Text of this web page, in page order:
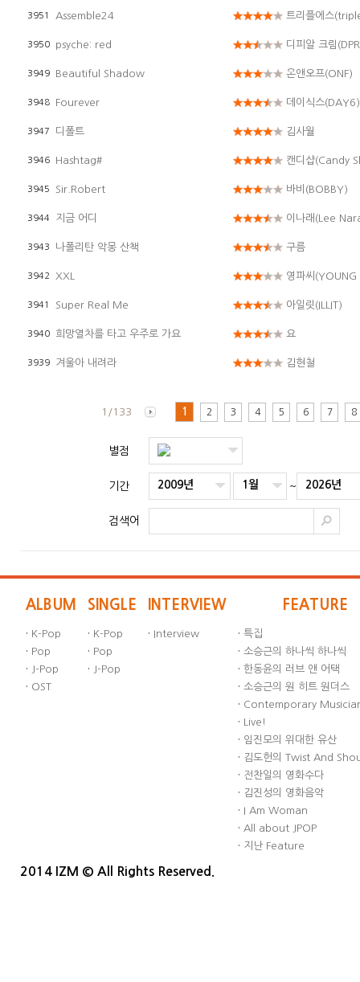
3951 Assemble24 트리플에스
3950 psyche: red 디피알 크림
3949 Beautiful Shadow 온앤오프(ONF)
3948 Fourever 데이식스(DAY6)
3947 디폴트 김사월
3946 Hashtag# 캔디샵(Candy
3945 Sir.Robert 바비(BOBBY)
3944 지금 어디 이나래(Lee
3943 나폴리탄 악몽 산책 구름
3942 XXL 영파씨(YOUNG
3941 Super Real Me 아일릿(ILLIT)
3940 희망열차를 타고 우주로 가요 요
3939 겨울아 내려라 김현철
1/133 1 2 3 4 5 6 7 8
별점
기간 2009년 1월 ~ 2026년
검색어
ALBUM
· K-Pop
· Pop
· J-Pop
· OST
SINGLE
· K-Pop
· Pop
· J-Pop
INTERVIEW
· Interview
FEATURE
· 특집
· 소승근의 하나씩 하나씩
· 한동윤의 러브 앤 어택
· 소승근의 원 히트 원더스
· Contemporary
· Live!
· 임진모의 위대한 유산
· 김도헌의 Twist And
· 전찬일의 영화수다
· 김진성의 영화음악
· I Am Woman
· All about JPOP
· 지난 Feature
2014 IZM © All Rights Reserved.